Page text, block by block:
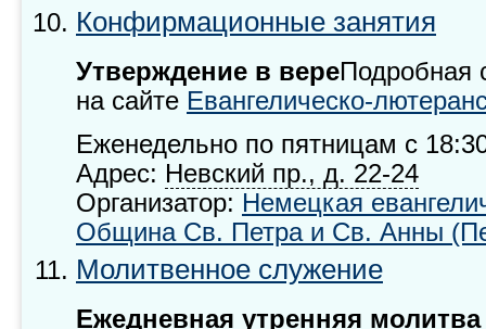
Конфирмационные занятия
Утверждение в вереПодробная
на сайте Евангелическо-
Еженедельно по пятницам с
Адрес: Невский пр., д. 22-24
Организатор: Немецкая
Община Св. Петра и Св. Анны
Молитвенное служение
Ежедневная утренняя молитва